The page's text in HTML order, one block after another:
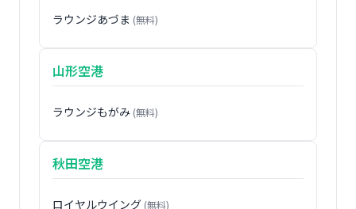
ラウンジあづま (無料)
山形空港
ラウンジもがみ (無料)
秋田空港
ロイヤルウイング (無料)